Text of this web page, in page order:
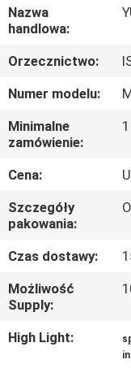
O
NAS
WYCIECZKA
PO
FABRYCE
SIĘ
Z
NAMI
Nazwa
handlowa:
Orzecznictwo:
Numer modelu:
Minimalne
zamówienie:
Cena:
Szczegóły
pakowania:
Czas dostawy:
Możliwość
Supply:
High Light: